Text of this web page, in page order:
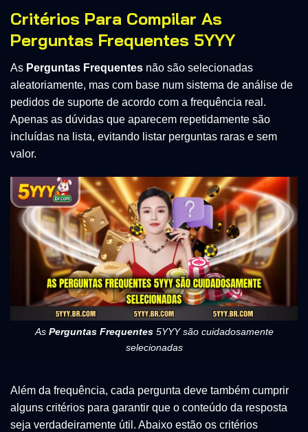
Critérios Para Compilar As
Perguntas Frequentes 5YYY
As Perguntas Frequentes não são selecionadas
aleatoriamente, mas com base num sistema de análise de
pedidos de suporte de acordo com a frequência real.
Apenas as dúvidas que aparecem repetidamente são
incluídas na lista, evitando listar perguntas raras e sem
valor.
As Perguntas Frequentes5YYY são cuidadosamente
selecionadas
Além da frequência, cada pergunta deve também cumprir
alguns critérios para garantir que o conteúdo da resposta
seja verdadeiramente útil. Abaixo estão os critérios